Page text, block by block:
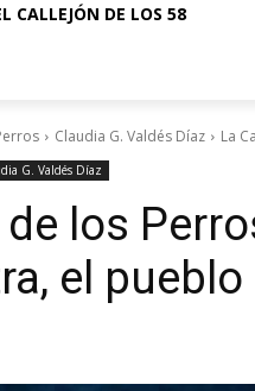
CALLEJÓN DE LOS 58
Claudia G. Valdés Díaz La
G. Valdés Díaz
de los
el